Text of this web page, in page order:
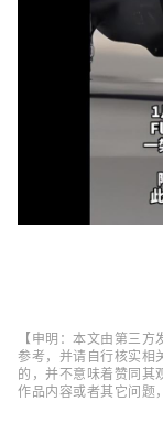
【申明：本文由第三
参考，并请自行核实相
的，并不意味着赞同其
作品内容或者其它问题